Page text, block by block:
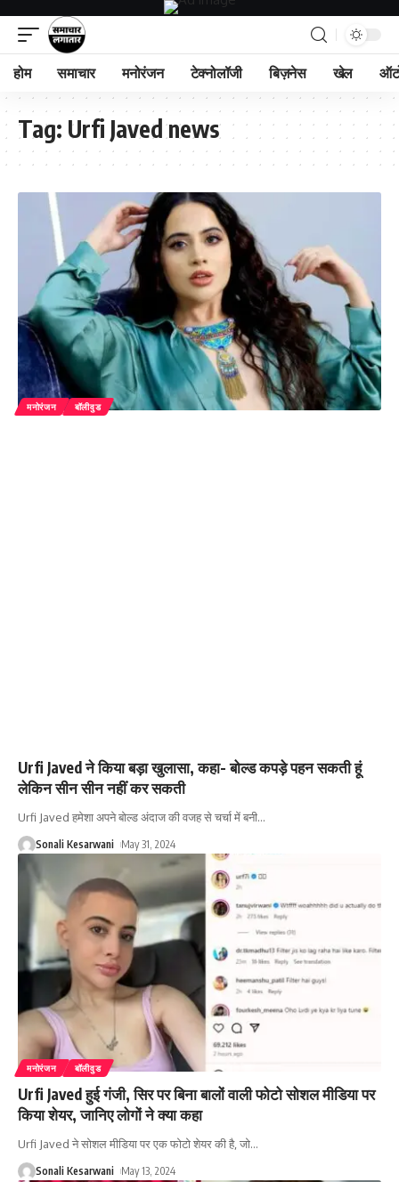
होम समाचार मनोरंजन टेक्नोलॉजी बिज़नेस खेल
Tag: Urfi Javed news
मनोरंजन बॉलीवुड
Urfi Javed ने किया बड़ा खुलासा, कहा- बोल्ड कपड़े पहन सकती हूं
लेकिन सीन सीन नहीं कर सकती
Urfi Javed हमेशा अपने बोल्ड अंदाज की वजह से चर्चा में बनी…
Sonali Kesarwani May 31, 2024
मनोरंजन बॉलीवुड
Urfi Javed हुई गंजी, सिर पर बिना बालों वाली फोटो सोशल मीडिया पर
किया शेयर, जानिए लोगों ने क्या कहा
Urfi Javed ने सोशल मीडिया पर एक फोटो शेयर की है, जो…
Sonali Kesarwani May 13, 2024